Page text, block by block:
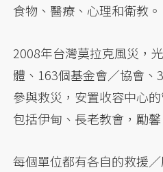
食物、醫療、心理和衛教。
2008年台灣莫拉克風災，光
體、163個基金會／協會、
參與救災，安置收容中心
包括伊甸、長老教會，勵
每個單位都有各自的救援